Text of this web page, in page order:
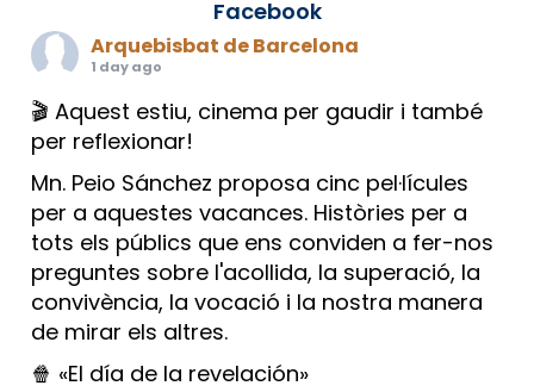
Facebook
Arquebisbat de Barcelona
1 day ago
🎬 Aquest estiu, cinema per gaudir i també
per reflexionar!
Mn. Peio Sánchez proposa cinc pel·lícules
per a aquestes vacances. Històries per a
tots els públics que ens conviden a fer-nos
preguntes sobre l'acollida, la superació, la
convivència, la vocació i la nostra manera
de mirar els altres.
🍿 «El día de la revelación»